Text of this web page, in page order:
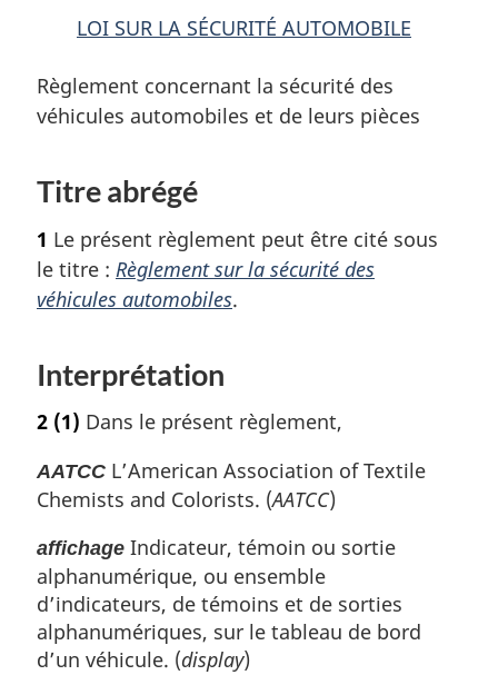
LOI SUR LA SÉCURITÉ AUTOMOBILE
Règlement concernant la sécurité des
véhicules automobiles et de leurs pièces
Titre abrégé
1 Le présent règlement peut être cité sous
le titre : Règlement sur la sécurité des
véhicules automobiles.
Interprétation
2 (1) Dans le présent règlement,
AATCC L’American Association of Textile
Chemists and Colorists. (AATCC)
affichage Indicateur, témoin ou sortie
alphanumérique, ou ensemble
d’indicateurs, de témoins et de sorties
alphanumériques, sur le tableau de bord
d’un véhicule. (display)